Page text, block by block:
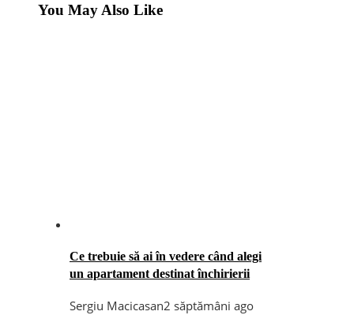
You May Also Like
Ce trebuie să ai în vedere când alegi
un apartament destinat închirierii
Sergiu Macicasan2 săptămâni ago